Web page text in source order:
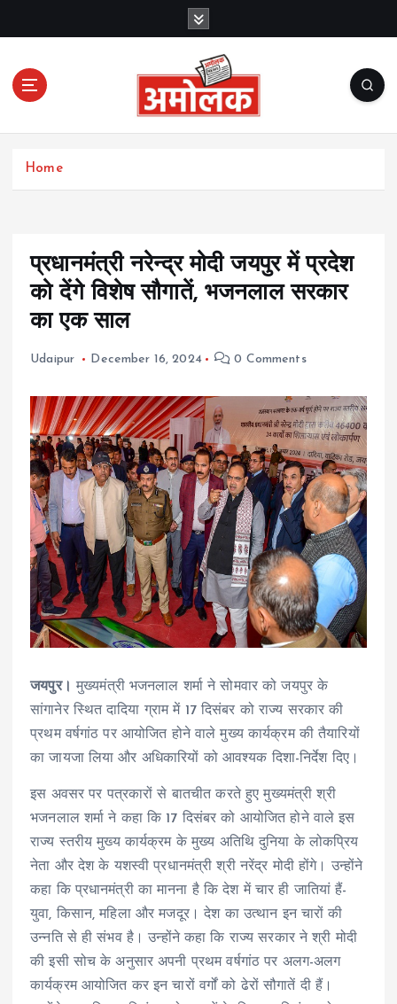
c
Amolak News
Home
प्रधानमंत्री नरेन्द्र मोदी जयपुर में प्रदेश
को देंगे विशेष सौगातें, भजनलाल सरकार
का एक साल
Udaipur December 16, 2024 0 Comments
जयपुर। मुख्यमंत्री भजनलाल शर्मा ने सोमवार को जयपुर के
सांगानेर स्थित दादिया ग्राम में 17 दिसंबर को राज्य सरकार की
प्रथम वर्षगांठ पर आयोजित होने वाले मुख्य कार्यक्रम की तैयारियों
का जायजा लिया और अधिकारियों को आवश्यक दिशा-निर्देश दिए।
इस अवसर पर पत्रकारों से बातचीत करते हुए मुख्यमंत्री श्री
भजनलाल शर्मा ने कहा कि 17 दिसंबर को आयोजित होने वाले इस
राज्य स्तरीय मुख्य कार्यक्रम के मुख्य अतिथि दुनिया के लोकप्रिय
नेता और देश के यशस्वी प्रधानमंत्री श्री नरेंद्र मोदी होंगे। उन्होंने
कहा कि प्रधानमंत्री का मानना है कि देश में चार ही जातियां हैं-
युवा, किसान, महिला और मजदूर। देश का उत्थान इन चारों की
उन्नति से ही संभव है। उन्होंने कहा कि राज्य सरकार ने श्री मोदी
की इसी सोच के अनुसार अपनी प्रथम वर्षगांठ पर अलग-अलग
कार्यक्रम आयोजित कर इन चारों वर्गों को ढेरों सौगातें दी हैं।